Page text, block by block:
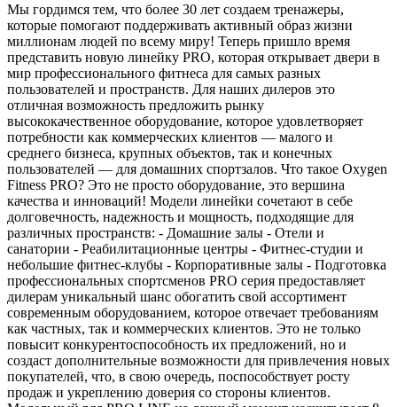
Мы гордимся тем, что более 30 лет создаем тренажеры,
которые помогают поддерживать активный образ жизни
миллионам людей по всему миру! Теперь пришло время
представить новую линейку PRO, которая открывает двери в
мир профессионального фитнеса для самых разных
пользователей и пространств. Для наших дилеров это
отличная возможность предложить рынку
высококачественное оборудование, которое удовлетворяет
потребности как коммерческих клиентов — малого и
среднего бизнеса, крупных объектов, так и конечных
пользователей — для домашних спортзалов. Что такое Oxygen
Fitness PRO? Это не просто оборудование, это вершина
качества и инноваций! Модели линейки сочетают в себе
долговечность, надежность и мощность, подходящие для
различных пространств: - Домашние залы - Отели и
санатории - Реабилитационные центры - Фитнес-студии и
небольшие фитнес-клубы - Корпоративные залы - Подготовка
профессиональных спортсменов PRO серия предоставляет
дилерам уникальный шанс обогатить свой ассортимент
современным оборудованием, которое отвечает требованиям
как частных, так и коммерческих клиентов. Это не только
повысит конкурентоспособность их предложений, но и
создаст дополнительные возможности для привлечения новых
покупателей, что, в свою очередь, поспособствует росту
продаж и укреплению доверия со стороны клиентов.